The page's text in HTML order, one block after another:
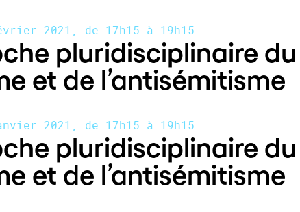
2021, de 17h15 à 19h15
pluridisciplinaire du
et de l’antisémitisme
2021, de 17h15 à 19h15
pluridisciplinaire du
et de l’antisémitisme